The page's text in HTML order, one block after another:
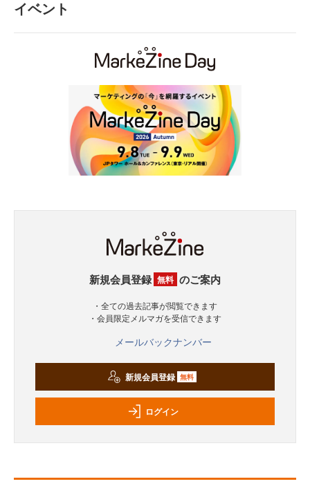
イベント
新規会員登録 無料 のご案内
・全ての過去記事が閲覧できます
・会員限定メルマガを受信できます
メールバックナンバー
新規会員登録 無料
ログイン